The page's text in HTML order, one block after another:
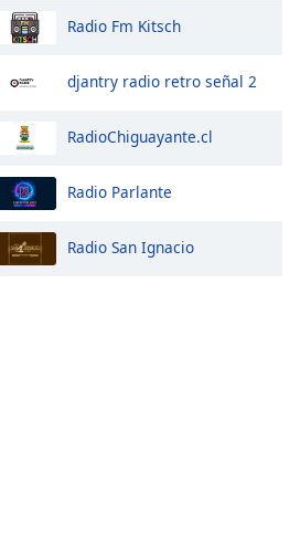
Radio Fm Kitsch
djantry radio retro señal 2
RadioChiguayante.cl
Radio Parlante
Radio San Ignacio